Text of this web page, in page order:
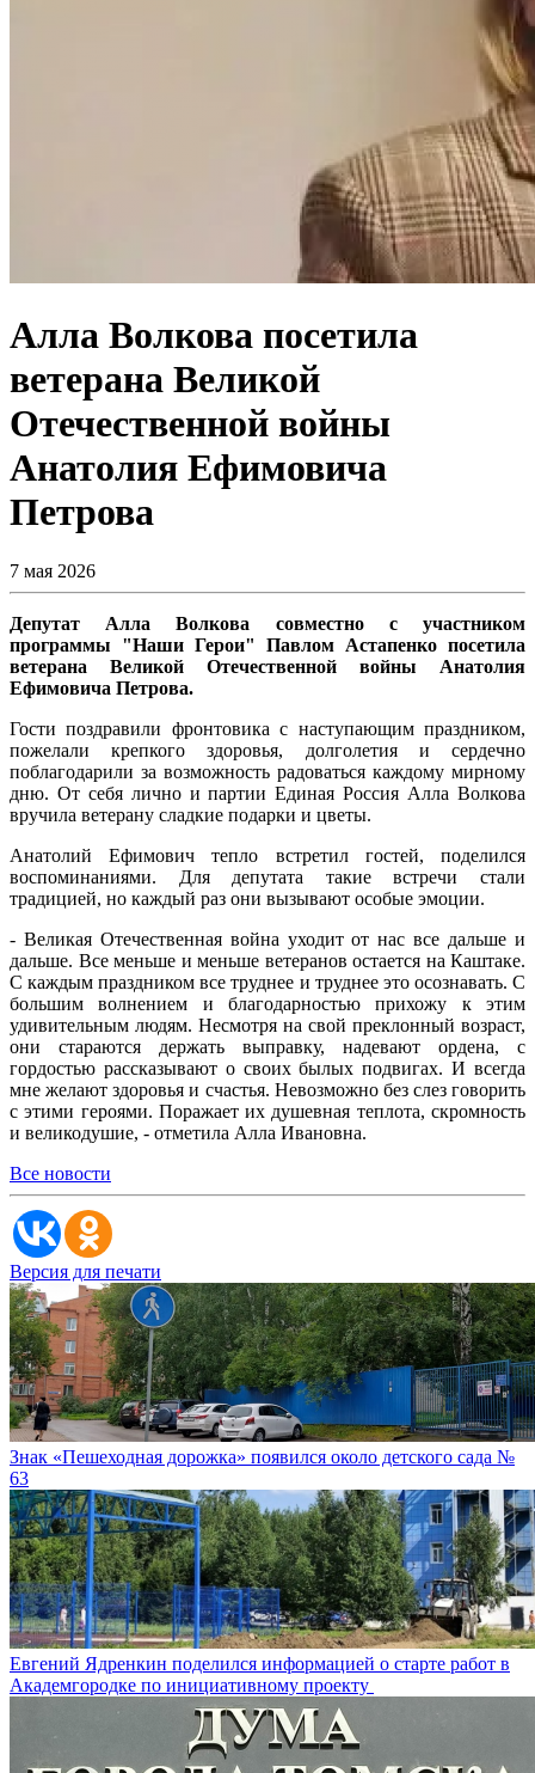
Алла Волкова посетила
ветерана Великой
Отечественной войны
Анатолия Ефимовича
Петрова
7 мая 2026
Депутат Алла Волкова совместно с участником
программы "Наши Герои" Павлом Астапенко посетила
ветерана Великой Отечественной войны Анатолия
Ефимовича Петрова.
Гости поздравили фронтовика с наступающим праздником,
пожелали крепкого здоровья, долголетия и сердечно
поблагодарили за возможность радоваться каждому мирному
дню. От себя лично и партии Единая Россия Алла Волкова
вручила ветерану сладкие подарки и цветы.
Анатолий Ефимович тепло встретил гостей, поделился
воспоминаниями. Для депутата такие встречи стали
традицией, но каждый раз они вызывают особые эмоции.
- Великая Отечественная война уходит от нас все дальше и
дальше. Все меньше и меньше ветеранов остается на Каштаке.
С каждым праздником все труднее и труднее это осознавать. С
большим волнением и благодарностью прихожу к этим
удивительным людям. Несмотря на свой преклонный возраст,
они стараются держать выправку, надевают ордена, с
гордостью рассказывают о своих былых подвигах. И всегда
мне желают здоровья и счастья. Невозможно без слез говорить
с этими героями. Поражает их душевная теплота, скромность
и великодушие, - отметила Алла Ивановна.
Все новости
Версия для печати
Знак «Пешеходная дорожка» появился около детского сада №
63
Евгений Ядренкин поделился информацией о старте работ в
Академгородке по инициативному проекту